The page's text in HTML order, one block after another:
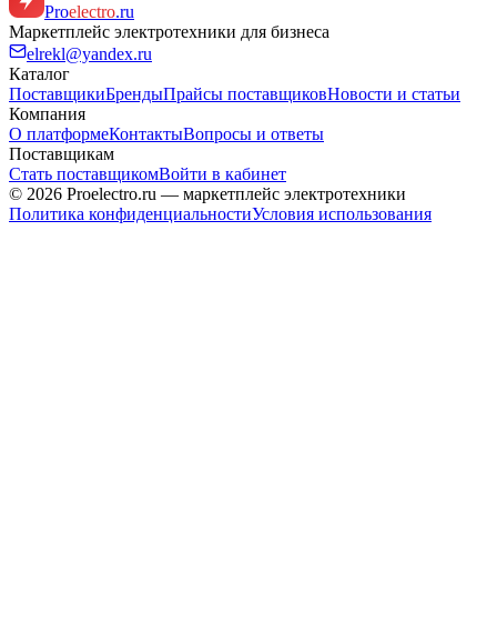
Proelectro.ru
Маркетплейс электротехники для бизнеса
elrekl@yandex.ru
Каталог
ПоставщикиБрендыПрайсы поставщиковНовости и статьи
Компания
О платформеКонтактыВопросы и ответы
Поставщикам
Стать поставщикомВойти в кабинет
© 2026 Proelectro.ru — маркетплейс электротехники
Политика конфиденциальностиУсловия использования